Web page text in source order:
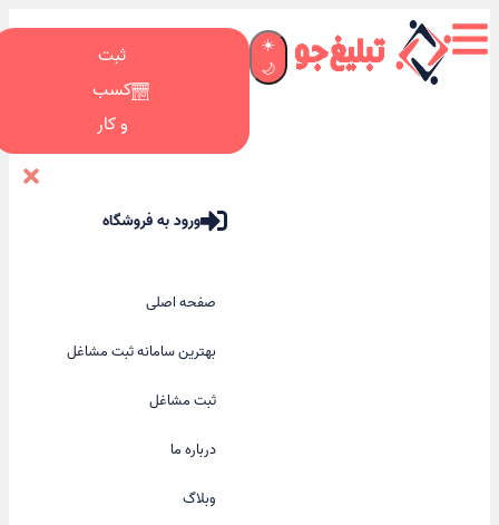
☀️
🌙
ثبت
کسب
و کار
ورود به فروشگاه
صفحه اصلی
بهترین سامانه ثبت مشاغل
ثبت مشاغل
درباره ما
وبلاگ